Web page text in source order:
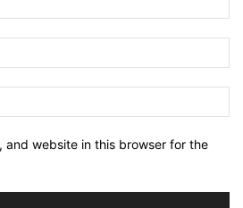
and website in this browser for the